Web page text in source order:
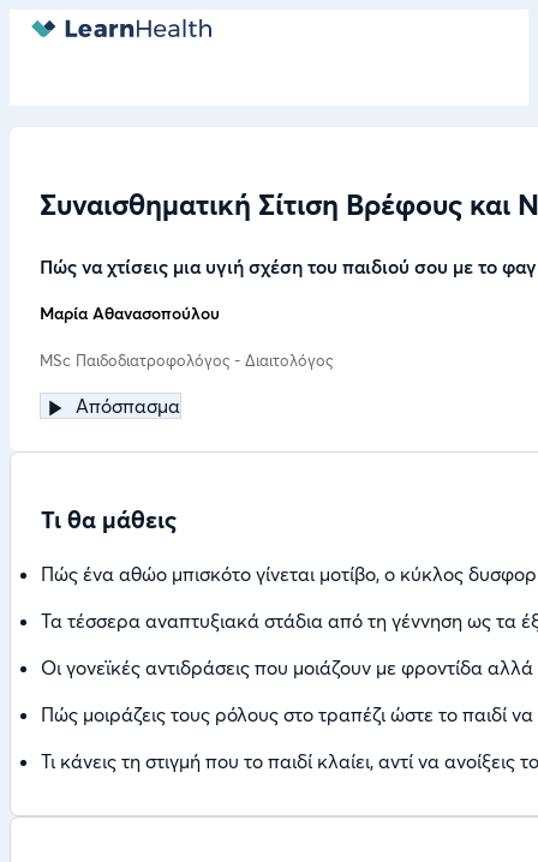
Συναισθηματική Σίτιση Βρέφους και
Πώς να χτίσεις μια υγιή σχέση του παιδιού σου με το
Μαρία Αθανασοπούλου
MSc Παιδοδιατροφολόγος - Διαιτολόγος
Απόσπασμα
Τι θα μάθεις
Πώς ένα αθώο μπισκότο γίνεται μοτίβο, ο κύκλος
Τα τέσσερα αναπτυξιακά στάδια από τη γέννηση ως τα
Οι γονεϊκές αντιδράσεις που μοιάζουν με φροντίδα
Πώς μοιράζεις τους ρόλους στο τραπέζι ώστε το παιδί
Τι κάνεις τη στιγμή που το παιδί κλαίει, αντί να ανοίξεις